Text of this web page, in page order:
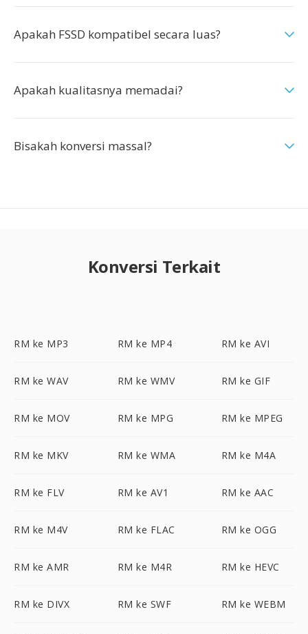
Apakah FSSD kompatibel secara luas?
Apakah kualitasnya memadai?
Bisakah konversi massal?
Konversi Terkait
RM ke MP3 RM ke MP4 RM ke AVI
RM ke WAV RM ke WMV RM ke GIF
RM ke MOV RM ke MPG RM ke MPEG
RM ke MKV RM ke WMA RM ke M4A
RM ke FLV RM ke AV1 RM ke AAC
RM ke M4V RM ke FLAC RM ke OGG
RM ke AMR RM ke M4R RM ke HEVC
RM ke DIVX RM ke SWF RM ke WEBM